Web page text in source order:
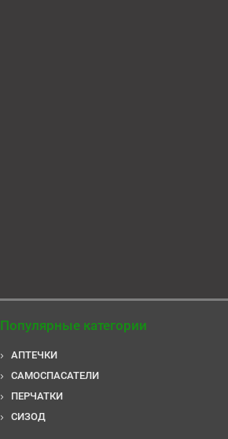
Популярные категории
АПТЕЧКИ
САМОСПАСАТЕЛИ
ПЕРЧАТКИ
СИЗОД